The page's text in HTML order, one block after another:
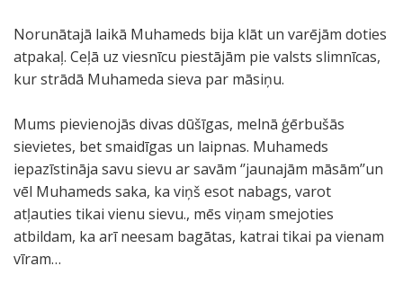
Norunātajā laikā Muhameds bija klāt un varējām doties
atpakaļ. Ceļā uz viesnīcu piestājām pie valsts slimnīcas,
kur strādā Muhameda sieva par māsiņu.
Mums pievienojās divas dūšīgas, melnā ģērbušās
sievietes, bet smaidīgas un laipnas. Muhameds
iepazīstināja savu sievu ar savām ‘’jaunajām māsām’’un
vēl Muhameds saka, ka viņš esot nabags, varot
atļauties tikai vienu sievu., mēs viņam smejoties
atbildam, ka arī neesam bagātas, katrai tikai pa vienam
vīram…